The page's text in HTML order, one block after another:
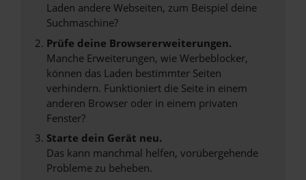
Laden andere Webseiten, zum Beispiel deine
Suchmaschine?
Prüfe deine Browsererweiterungen.
Manche Erweiterungen, wie Werbeblocker,
können das Laden bestimmter Seiten
verhindern. Funktioniert die Seite in einem
anderen Browser oder in einem privaten
Fenster?
Starte dein Gerät neu.
Das kann manchmal helfen, vorübergehende
Probleme zu beheben.